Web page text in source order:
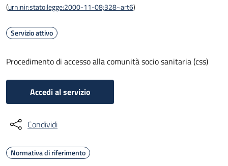
(urn:nir:stato:legge:2000-11-08;328~art6)
Servizio attivo
Procedimento di accesso alla comunità socio sanitaria (css)
Accedi al servizio
Condividi
Normativa di riferimento